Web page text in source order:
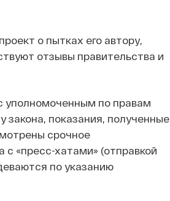
о пытках его автору,
отзывы правительства и
уполномоченным по правам
закона, показания, полученные
срочное
«пресс-хатами» (отправкой
по указанию